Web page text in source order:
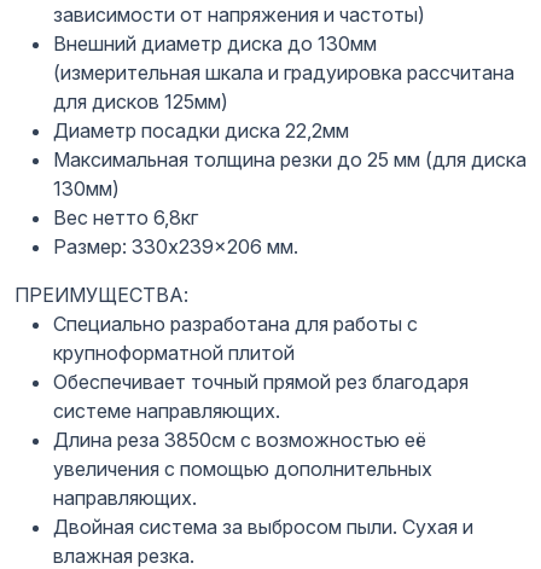
зависимости от напряжения и частоты)
Внешний диаметр диска до 130мм
(измерительная шкала и градуировка рассчитана
для дисков 125мм)
Диаметр посадки диска 22,2мм
Максимальная толщина резки до 25 мм (для диска
130мм)
Вес нетто 6,8кг
Размер: 330x239x206 мм.
ПРЕИМУЩЕСТВА:
Специально разработана для работы с
крупноформатной плитой
Обеспечивает точный прямой рез благодаря
системе направляющих.
Длина реза 3850см с возможностью её
увеличения с помощью дополнительных
направляющих.
Двойная система за выбросом пыли. Сухая и
влажная резка.